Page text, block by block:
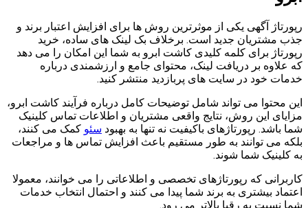
رپورتاژ آگهی یکی از موثرترین روش ها برای افزایش اعتبار برند و
جذب مشتریان جدید است. برخلاف بک لینک های ساده، خرید
رپورتاژ برای کلمه کلیدی کاشت ابرو به شما این امکان را می دهد
که علاوه بر دریافت لینک، محتوای جامع و ارزشمندی درباره
خدمات خود در سایت های پربازدید منتشر کنید.
این محتوا می تواند شامل توضیحات کامل درباره فرآیند کاشت ابرو،
مزایای این روش، نتایج واقعی مشتریان و اطلاعات تماس کلینیک
شما باشد. رپورتاژهای باکیفیت نه تنها به بهبود سئو کمک می کنند،
بلکه می توانند به طور مستقیم باعث افزایش تماس ها و مراجعات
به کلینیک شما شوند.
کاربرانی که رپورتاژهای تخصصی و اطلاعاتی را می خوانند، معمولا
اعتماد بیشتری به برند شما پیدا می کنند و احتمال انتخاب خدمات
شما نسبت به رقبا بالاتر می رود.